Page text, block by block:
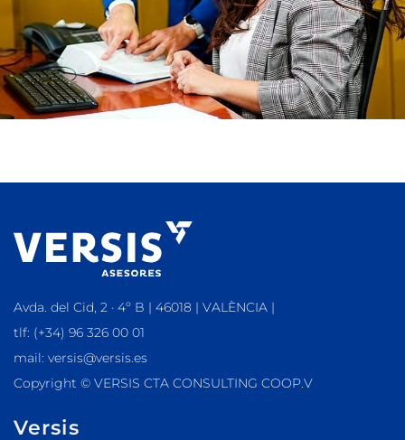
Avda. del Cid, 2 · 4º B | 46018 | VALÈNCIA |
tlf: (+34) 96 326 00 01
mail: versis@versis.es
Copyright © VERSIS CTA CONSULTING COOP.V
Versis